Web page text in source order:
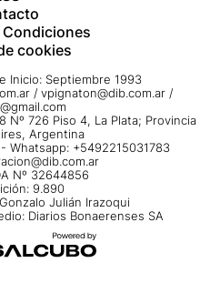
cookies
Inicio: Septiembre 1993
/ vpignaton@dib.com.ar /
Nº 726 Piso 4, La Plata; Provincia
Argentina
Whatsapp: +5492215031783
Nº 32644856
9.890
Julián Irazoqui
Diarios Bonaerenses SA